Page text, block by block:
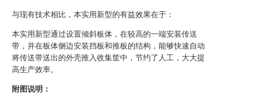
与现有技术相比，本实用新型的有益效果在于：
本实用新型通过设置倾斜板体，在较高的一端安装传送
带，并在板体侧边安装挡板和推板的结构，能够快速自动
将传送带送出的外壳推入收集筐中，节约了人工，大大提
高生产效率。
附图说明：